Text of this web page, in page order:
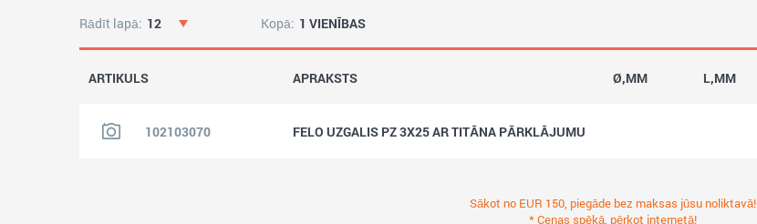
Rādīt lapā: 12 Kopā: 1 VIENĪBAS
ARTIKULS APRAKSTS Ø,MM L,MM
102103070 FELO UZGALIS PZ 3X25 AR TITĀNA PĀRKLĀJUMU
Sākot no EUR 150, piegāde bez maksas jūsu noliktavā!
* Cenas spēkā, pērkot internetā!